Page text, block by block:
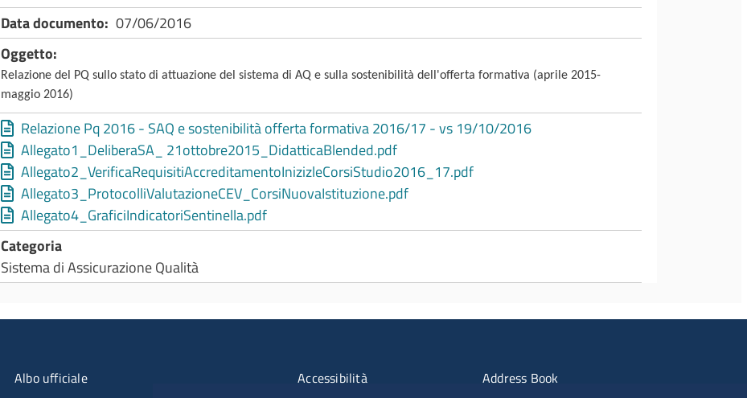
Data documento 07/06/2016
Oggetto
Relazione del PQ sullo stato di attuazione del sistema di AQ e sulla sostenibilità dell'offerta formativa (aprile 2015-
maggio 2016)
Relazione Pq 2016 - SAQ e sostenibilità offerta formativa 2016/17 - vs 19/10/2016
Allegato1_DeliberaSA_ 21ottobre2015_DidatticaBlended.pdf
Allegato2_VerificaRequisitiAccreditamentoInizizleCorsiStudio2016_17.pdf
Allegato3_ProtocolliValutazioneCEV_CorsiNuovaIstituzione.pdf
Allegato4_GraficiIndicatoriSentinella.pdf
Categoria
Sistema di Assicurazione Qualità
Menu organizzazione
Albo ufficiale
Menù riferimenti
Accessibilità
Menu portale
Address Book